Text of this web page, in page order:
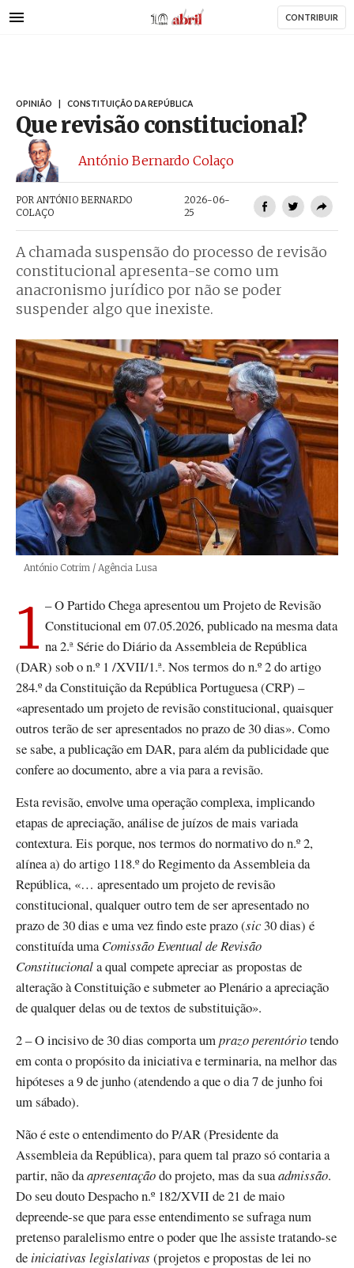
para
AbrilAbril CONTRIBUIR
OPINIÃO CONSTITUIÇÃO DA REPÚBLICA
Que revisão constitucional?
António Bernardo Colaço
POR ANTÓNIO BERNARDO
COLAÇO
2026-06-
25
A chamada suspensão do processo de revisão
constitucional apresenta-se como um
anacronismo jurídico por não se poder
suspender algo que inexiste.
Créditos
António Cotrim / Agência Lusa
1 – O Partido Chega apresentou um Projeto de Revisão Constitucional em 07.05.2026, publicado na mesma data
na 2.ª Série do Diário da Assembleia de República
(DAR) sob o n.º 1 /XVII/1.ª. Nos termos do n.º 2 do artigo
284.º da Constituição da República Portuguesa (CRP) –
«apresentado um projeto de revisão constitucional, quaisquer
outros terão de ser apresentados no prazo de 30 dias». Como
se sabe, a publicação em DAR, para além da publicidade que
confere ao documento, abre a via para a revisão.
Esta revisão, envolve uma operação complexa, implicando
etapas de apreciação, análise de juízos de mais variada
contextura. Eis porque, nos termos do normativo do n.º 2,
alínea a) do artigo 118.º do Regimento da Assembleia da
República, «… apresentado um projeto de revisão
constitucional, qualquer outro tem de ser apresentado no
prazo de 30 dias e uma vez findo este prazo (sic30 dias) é
constituída umaComissão Eventual de Revisão
Constitucionala qual compete apreciar as propostas de
alteração à Constituição e submeter ao Plenário a apreciação
de qualquer delas ou de textos de substituição».
2 – O incisivo de 30 dias comporta umprazo perentóriotendo
em conta o propósito da iniciativa e terminaria, na melhor das
hipóteses a 9 de junho (atendendo a que o dia 7 de junho foi
um sábado).
Não é este o entendimento do P/AR (Presidente da
Assembleia da República), para quem tal prazo só contaria a
partir, não daapresentaçãodo projeto, mas da suaadmissão.
Do seu douto Despacho n.º 182/XVII de 21 de maio
depreende-se que para esse entendimento se sufraga num
pretenso paralelismo entre o poder que lhe assiste tratando-se
deiniciativas legislativas (projetos e propostas de lei no